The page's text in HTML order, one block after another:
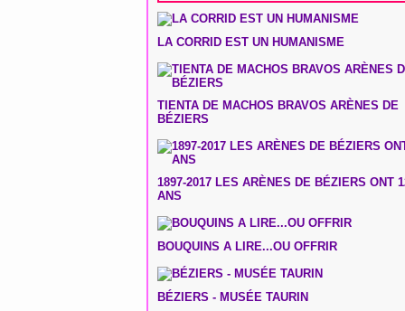
LA CORRID EST UN HUMANISME
TIENTA DE MACHOS BRAVOS ARÈNES DE
BÉZIERS
1897-2017 LES ARÈNES DE BÉZIERS ONT
ANS
BOUQUINS A LIRE...OU OFFRIR
BÉZIERS - MUSÉE TAURIN